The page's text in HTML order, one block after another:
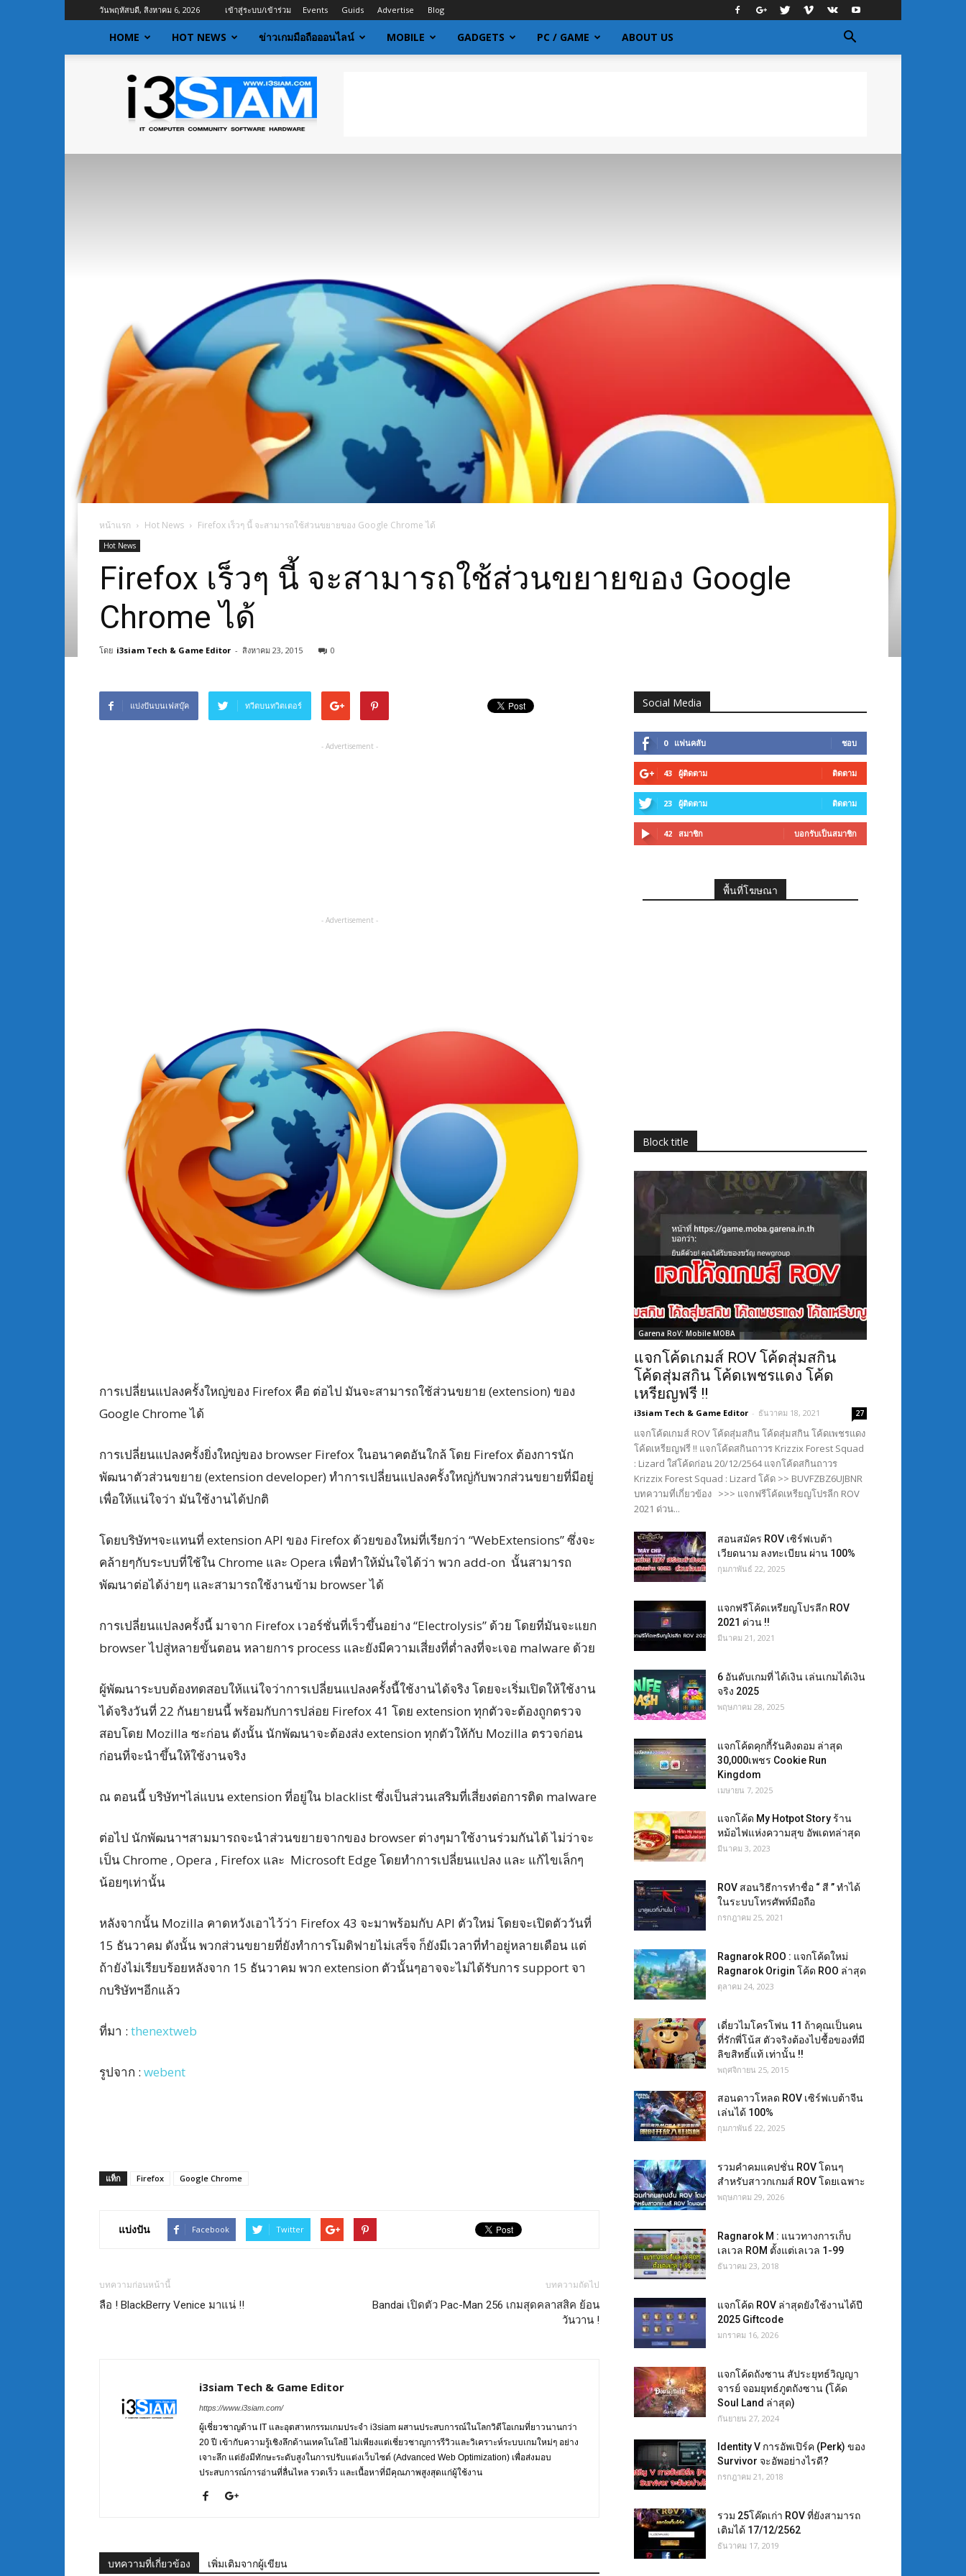
วันพฤหัสบดี, สิงหาคม 6, 2026 เข้าสู่ระบบ/เข้าร่วม Events Guids Advertise Blog
HOME HOT NEWS ข่าวเกมมือถือออนไลน์ MOBILE GADGETS PC / GAME ABOUT US
I3siam
ข่าว
ไอที
ข้อมูล
หน้าแรก Hot News Firefox เร็วๆ นี้ จะสามารถใช้ส่วนขยายของ Google Chrome ได้
Hot News
Firefox เร็วๆ นี้ จะสามารถใช้ส่วนขยายของ Google
Chrome ได้
โดย i3siam Tech & Game Editor - สิงหาคม 23, 2015 0
แบ่งปันบนเฟสบุ๊ค ทวีตบนทวิตเตอร์
- Advertisement -
- Advertisement -
การเปลี่ยนแปลงครั้งใหญ่ของ Firefox คือ ต่อไป มันจะสามารถใช้ส่วนขยาย (extension) ของ
Google Chrome ได้
การเปลี่ยนแปลงครั้งยิ่งใหญ่ของ browser Firefox ในอนาคตอันใกล้ โดย Firefox ต้องการนัก
พัฒนาตัวส่วนขยาย (extension developer) ทำการเปลี่ยนแปลงครั้งใหญ่กับพวกส่วนขยายที่มีอยู่
เพื่อให้แน่ใจว่า มันใช้งานได้ปกติ
โดยบริษัทฯจะแทนที่ extension API ของ Firefox ด้วยของใหม่ที่เรียกว่า “WebExtensions” ซึ่งจะ
คล้ายๆกับระบบที่ใช้ใน Chrome และ Opera เพื่อทำให้มั่นใจได้ว่า พวก add-on นั้นสามารถ
พัฒนาต่อได้ง่ายๆ และสามารถใช้งานข้าม browser ได้
การเปลี่ยนแปลงครั้งนี้ มาจาก Firefox เวอร์ชั่นที่เร็วขึ้นอย่าง “Electrolysis” ด้วย โดยที่มันจะแยก
browser ไปสู่หลายขั้นตอน หลายการ process และยังมีความเสี่ยงที่ต่ำลงที่จะเจอ malware ด้วย
ผู้พัฒนาระบบต้องทดสอบให้แน่ใจว่าการเปลี่ยนแปลงครั้งนี้ใช้งานได้จริง โดยจะเริ่มเปิดให้ใช้งาน
ได้จริงวันที่ 22 กันยายนนี้ พร้อมกับการปล่อย Firefox 41 โดย extension ทุกตัวจะต้องถูกตรวจ
สอบโดย Mozilla ซะก่อน ดังนั้น นักพัฒนาจะต้องส่ง extension ทุกตัวให้กับ Mozilla ตรวจก่อน
ก่อนที่จะนำขึ้นให้ใช้งานจริง
ณ ตอนนี้ บริษัทฯไล่แบน extension ที่อยู่ใน blacklist ซึ่งเป็นส่วนเสริมที่เสี่ยงต่อการติด malware
ต่อไป นักพัฒนาฯสามมารถจะนำส่วนขยายจากของ browser ต่างๆมาใช้งานร่วมกันได้ ไม่ว่าจะ
เป็น Chrome , Opera , Firefox และ Microsoft Edge โดยทำการเปลี่ยนแปลง และ แก้ไขเล็กๆ
น้อยๆเท่านั้น
หลังจากนั้น Mozilla คาดหวังเอาไว้ว่า Firefox 43 จะมาพร้อมกับ API ตัวใหม่ โดยจะเปิดตัววันที่
15 ธันวาคม ดังนั้น พวกส่วนขยายที่ยังทำการโมดิฟายไม่เสร็จ ก็ยังมีเวลาที่ทำอยู่หลายเดือน แต่
ถ้ายังไม่เรียบร้อยหลังจาก 15 ธันวาคม พวก extension ตัวนั้นๆอาจจะไม่ได้รับการ support จา
กบริษัทฯอีกแล้ว
ที่มา : thenextweb
รูปจาก : webent
แท็ก Firefox Google Chrome
แบ่งปัน Facebook Twitter
บทความก่อนหน้านี้
ลือ ! BlackBerry Venice มาแน่ !!
บทความถัดไป
Bandai เปิดตัว Pac-Man 256 เกมสุดคลาสสิค ย้อน
วันวาน !
i3siam Tech & Game Editor
https://www.i3siam.com/
ผู้เชี่ยวชาญด้าน IT และอุตสาหกรรมเกมประจำ i3siam ผสานประสบการณ์ในโลกวิดีโอเกมที่ยาวนานกว่า
20 ปี เข้ากับความรู้เชิงลึกด้านเทคโนโลยี ไม่เพียงแต่เชี่ยวชาญการรีวิวและวิเคราะห์ระบบเกมใหม่ๆ อย่าง
เจาะลึก แต่ยังมีทักษะระดับสูงในการปรับแต่งเว็บไซต์ (Advanced Web Optimization) เพื่อส่งมอบ
ประสบการณ์การอ่านที่ลื่นไหล รวดเร็ว และเนื้อหาที่มีคุณภาพสูงสุดแก่ผู้ใช้งาน
บทความที่เกี่ยวข้อง เพิ่มเติมจากผู้เขียน
Social Media
0 แฟนคลับ ชอบ
43 ผู้ติดตาม ติดตาม
23 ผู้ติดตาม ติดตาม
42 สมาชิก บอกรับเป็นสมาชิก
พื้นที่โฆษณา
Block title
Garena RoV: Mobile MOBA
แจกโค้ดเกมส์ ROV โค้ดสุ่มสกิน
โค้ดสุ่มสกิน โค้ดเพชรแดง โค้ด
เหรียญฟรี !!
i3siam Tech & Game Editor - ธันวาคม 18, 2021 27
แจกโค้ดเกมส์ ROV โค้ดสุ่มสกิน โค้ดสุ่มสกิน โค้ดเพชรแดง
โค้ดเหรียญฟรี !! แจกโค้ดสกินถาวร Krizzix Forest Squad
: Lizard ใส่โค้ดก่อน 20/12/2564 แจกโค้ดสกินถาวร
Krizzix Forest Squad : Lizard โค้ด >> BUVFZBZ6UJBNR
บทความที่เกี่ยวข้อง >>> แจกฟรีโค้ดเหรียญโปรลีก ROV
2021 ด่วน...
สอนสมัคร ROV เซิร์ฟเบต้า
เวียดนาม ลงทะเบียน ผ่าน 100%
กุมภาพันธ์ 22, 2025
แจกฟรีโค้ดเหรียญโปรลีก ROV
2021 ด่วน !!
มีนาคม 21, 2021
6 อันดับเกมที่ ได้เงิน เล่นเกมได้เงิน
จริง 2025
พฤษภาคม 28, 2025
แจกโค้ดคุกกี้รันคิงดอม ล่าสุด
30,000เพชร Cookie Run
Kingdom
เมษายน 7, 2025
แจกโค้ด My Hotpot Story ร้าน
หม้อไฟแห่งความสุข อัพเดทล่าสุด
มีนาคม 3, 2023
ROV สอนวิธีการทำชื่อ “ สี ” ทำได้
ในระบบโทรศัพท์มือถือ
กรกฎาคม 25, 2021
Ragnarok ROO : แจกโค้ดใหม่
Ragnarok Origin โค้ด ROO ล่าสุด
ตุลาคม 24, 2023
เดี่ยวไมโครโฟน 11 ถ้าคุณเป็นคน
ที่รักพี่โน้ส ตัวจริงต้องไปชื้อของที่มี
ลิขสิทธิ์แท้ เท่านั้น !!
พฤศจิกายน 25, 2015
สอนดาวโหลด ROV เซิร์ฟเบต้าจีน
เล่นได้ 100%
กุมภาพันธ์ 22, 2025
รวมคำคมแคปชั่น ROV โดนๆ
สำหรับสาวกเกมส์ ROV โดยเฉพาะ
พฤษภาคม 29, 2026
Ragnarok M : แนวทางการเก็บ
เลเวล ROM ตั้งแต่เลเวล 1-99
ธันวาคม 23, 2018
แจกโค้ด ROV ล่าสุดยังใช้งานได้ปี
2025 Giftcode
มกราคม 16, 2026
แจกโค้ดถังซาน สัประยุทธ์วิญญา
จารย์ จอมยุทธ์ภูตถังซาน (โค้ด
Soul Land ล่าสุด)
กันยายน 27, 2024
Identity V การอัพเปิร์ค (Perk) ของ
Survivor จะอัพอย่างไรดี?
กรกฎาคม 21, 2018
รวม 25โค๊ดเก่า ROV ที่ยังสามารถ
เติมได้ 17/12/2562
ธันวาคม 17, 2019